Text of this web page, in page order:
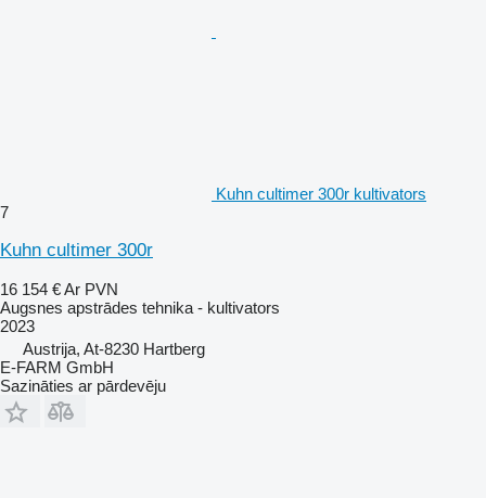
Kuhn cultimer 300r kultivators
7
Kuhn cultimer 300r
16 154 €Ar PVN
Augsnes apstrādes tehnika - kultivators
2023
Austrija, At-8230 Hartberg
E-FARM GmbH
Sazināties ar pārdevēju